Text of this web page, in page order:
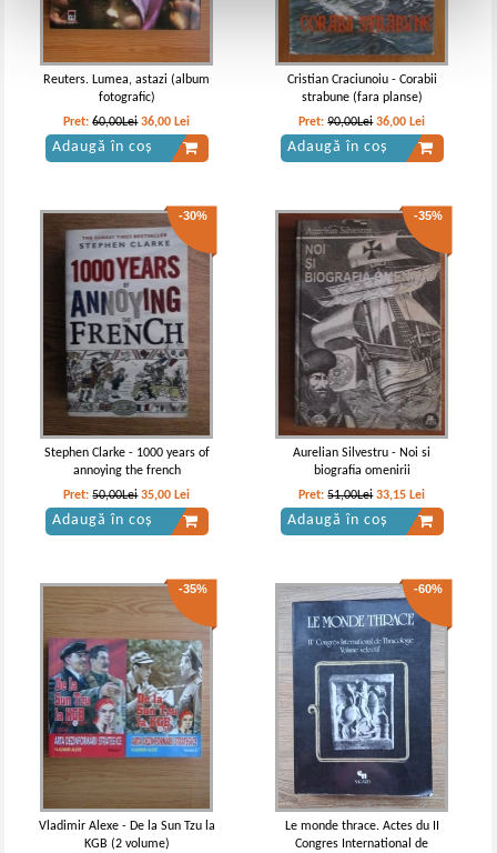
Reuters. Lumea, astazi (album
fotografic)
Pret:60,00Lei 36,00 Lei
Adaugă în coș
Cristian Craciunoiu - Corabii
strabune (fara planse)
Pret:90,00Lei 36,00 Lei
Adaugă în coș
-30%
Stephen Clarke - 1000 years of
annoying the french
Pret:50,00Lei 35,00 Lei
Adaugă în coș
-35%
Aurelian Silvestru - Noi si
biografia omenirii
Pret:51,00Lei 33,15 Lei
Adaugă în coș
-35%
Vladimir Alexe - De la Sun Tzu la
KGB (2 volume)
-60%
Le monde thrace. Actes du II
Congres International de